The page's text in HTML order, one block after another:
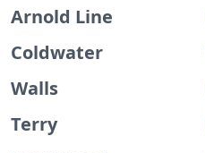
Arnold Line
Coldwater
Walls
Terry